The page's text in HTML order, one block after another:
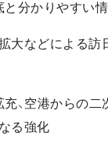
と分かりやすい
大などによる訪
充、空港からの
る強化